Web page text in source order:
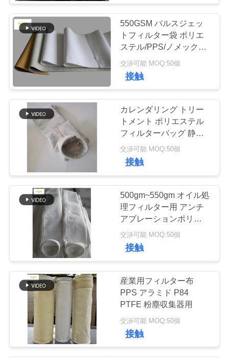
旅
行
品
質
達
し
ッグ
ガラス繊維フィル
ター袋
PTFEフィルターバ
ッグ
45
バッグハウスフィ
ルターバッグ
550GSM パルスジェッ
トフィルター袋 ポリエ
ステル/PPS/ノメック
ス/PTFE/P84 ニードル
フェルト
交渉可能 MOQ:50個
接触
カレンダリング トリー
トメント ポリエステル
フィルターバッグ 静止
性防止
交渉可能 MOQ:50個
接触
500gm~550gm オイル処
理フィルター用 アンチ
アブレーションポリエス
テルフィルター袋
交渉可能 MOQ:50個
接触
産業用フィルター布
PPS アラミド P84
PTFE 粉塵収集器用
交渉可能 MOQ:50個
接触